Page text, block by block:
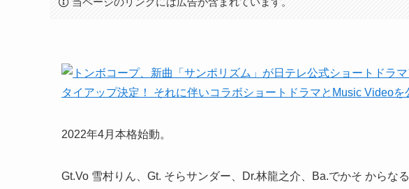
2022年4月本格始動。
Gt.Vo 雪村りん、Gt. そらサンダー、Dr.林龍之介、Ba.でかそ からなる